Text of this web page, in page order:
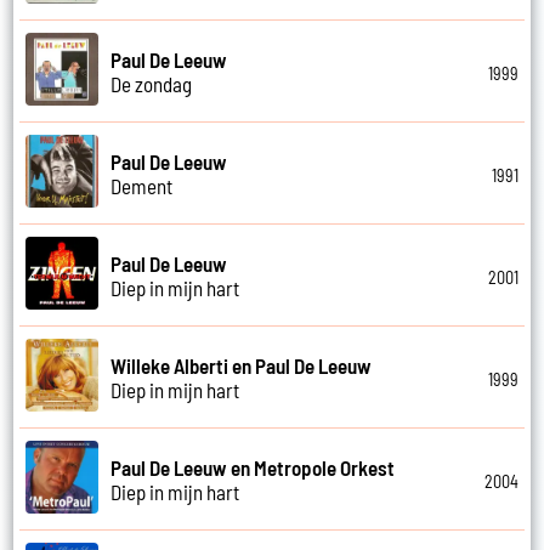
Paul De Leeuw
De zondag
1999
Paul De Leeuw
Dement
1991
Paul De Leeuw
Diep in mijn hart
2001
Willeke Alberti en Paul De Leeuw
Diep in mijn hart
1999
Paul De Leeuw en Metropole Orkest
Diep in mijn hart
2004